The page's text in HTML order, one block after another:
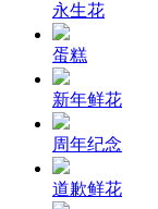
永生花
蛋糕
新年鲜花
周年纪念
道歉鲜花